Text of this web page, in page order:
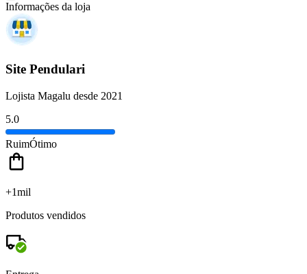
Informações da loja
Site Pendulari
Lojista Magalu desde 2021
5.0
RuimÓtimo
+1mil
Produtos vendidos